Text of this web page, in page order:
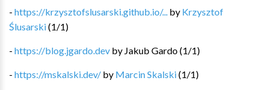
- https://krzysztofslusarski.github.io/... by Krzysztof
Ślusarski(1/1)
- https://blog.jgardo.dev by Jakub Gardo(1/1)
- https://mskalski.dev/ by Marcin Skalski(1/1)